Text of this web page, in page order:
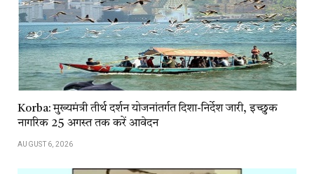
Korba: मुख्यमंत्री तीर्थ दर्शन योजनांतर्गत दिशा-निर्देश जारी, इच्छुक
नागरिक 25 अगस्त तक करें आवेदन
AUGUST 6, 2026